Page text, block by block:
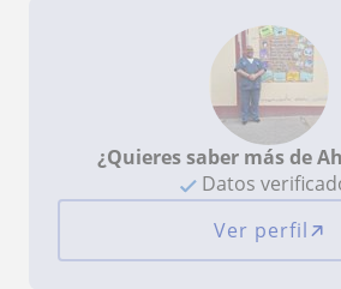
¿Quieres saber más de
Datos
Ver perfil